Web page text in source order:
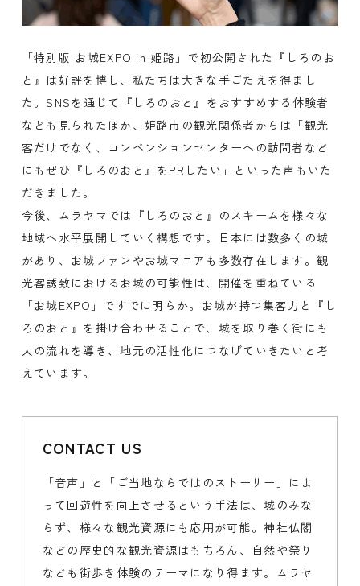
「特別版 お城EXPO in 姫路」で初公開された『しろのお
と』は好評を博し、私たちは大きな手ごたえを得まし
た。SNSを通じて『しろのおと』をおすすめする体験者
なども見られたほか、姫路市の観光関係者からは「観光
客だけでなく、コンベンションセンターへの訪問者など
にもぜひ『しろのおと』をPRしたい」といった声もいた
だきました。
今後、ムラヤマでは『しろのおと』のスキームを様々な
地域へ水平展開していく構想です。日本には数多くの城
があり、お城ファンやお城マニアも多数存在します。観
光客誘致におけるお城の可能性は、開催を重ねている
「お城EXPO」ですでに明らか。お城が持つ集客力と『し
ろのおと』を掛け合わせることで、城を取り巻く街にも
人の流れを導き、地元の活性化につなげていきたいと考
えています。
CONTACT US
「音声」と「ご当地ならではのストーリー」によ
って回遊性を向上させるという手法は、城のみな
らず、様々な観光資源にも応用が可能。神社仏閣
などの歴史的な観光資源はもちろん、自然や祭り
なども街歩き体験のテーマになり得ます。ムラヤ